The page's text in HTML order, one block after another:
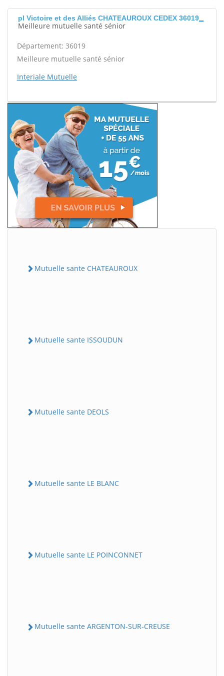
pl Victoire et des Alliés CHATEAUROUX CEDEX 36019
Meilleure mutuelle santé sénior
Département: 36019
Meilleure mutuelle santé sénior
Interiale Mutuelle
Mutuelle sante CHATEAUROUX
Mutuelle sante ISSOUDUN
Mutuelle sante DEOLS
Mutuelle sante LE BLANC
Mutuelle sante LE POINCONNET
Mutuelle sante ARGENTON-SUR-CREUSE